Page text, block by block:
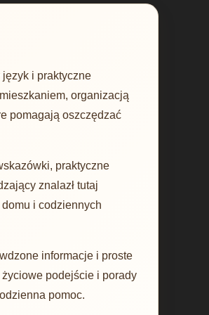
i praktyczne
organizacją
pomagają oszczędzać
praktyczne
znalazł tutaj
i codziennych
informacje i proste
podejście i porady
pomoc.